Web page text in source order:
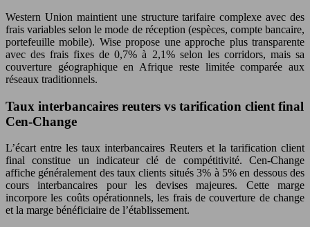
Western Union maintient une structure tarifaire complexe avec des
frais variables selon le mode de réception (espèces, compte bancaire,
portefeuille mobile). Wise propose une approche plus transparente
avec des frais fixes de 0,7% à 2,1% selon les corridors, mais sa
couverture géographique en Afrique reste limitée comparée aux
réseaux traditionnels.
Taux interbancaires reuters vs tarification client final
Cen-Change
L’écart entre les taux interbancaires Reuters et la tarification client
final constitue un indicateur clé de compétitivité. Cen-Change
affiche généralement des taux clients situés 3% à 5% en dessous des
cours interbancaires pour les devises majeures. Cette marge
incorpore les coûts opérationnels, les frais de couverture de change
et la marge bénéficiaire de l’établissement.